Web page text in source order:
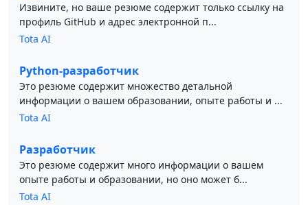
Извините, но ваше резюме содержит только ссылку на
профиль GitHub и адрес электронной п...
Tota AI
Python-разработчик
Это резюме содержит множество детальной
информации о вашем образовании, опыте работы и ...
Tota AI
Разработчик
Это резюме содержит много информации о вашем
опыте работы и образовании, но оно может б...
Tota AI